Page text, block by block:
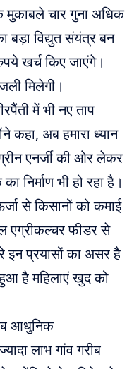
चार गुना अधिक
बड़ा विद्युत संयंत्र बन
खर्च किए जाएंगे।
मिलेगी।
में भी नए ताप
कहा, अब हमारा ध्यान
एनर्जी की ओर लेकर
निर्माण भी हो रहा है।
से किसानों को कमाई
एग्रीकल्चर फीडर से
इन प्रयासों का असर है
है महिलाएं खुद को
आधुनिक
लाभ गांव गरीब